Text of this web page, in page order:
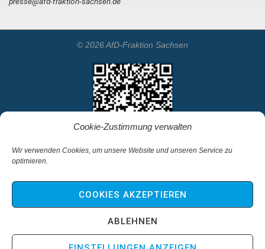
Cookie-Zustimmung verwalten
Wir verwenden Cookies, um unsere Website und unseren Service zu
optimieren.
COOKIES AKZEPTIEREN
ABLEHNEN
© 2026 AfD-Fraktion Sachsen
Startseite
Kontakt
Impressum & Haftungsausschluss
Datenschutz